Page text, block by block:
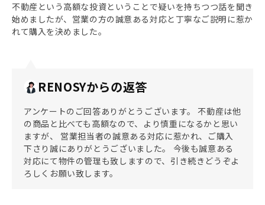
不動産という高額な投資ということで疑いを持ちつつ話を聞き
始めましたが、営業の方の誠意ある対応と丁寧なご説明に惹か
れて購入を決めました。
RENOSYからの返答
アンケートのご回答ありがとうございます。 不動産は他
の商品と比べても高額なので、より慎重になるかと思い
ますが、 営業担当者の誠意ある対応に惹かれ、ご購入
下さり誠にありがとうございました。 今後も誠意ある
対応にて物件の管理も致しますので、引き続きどうぞよ
ろしくお願い致します。